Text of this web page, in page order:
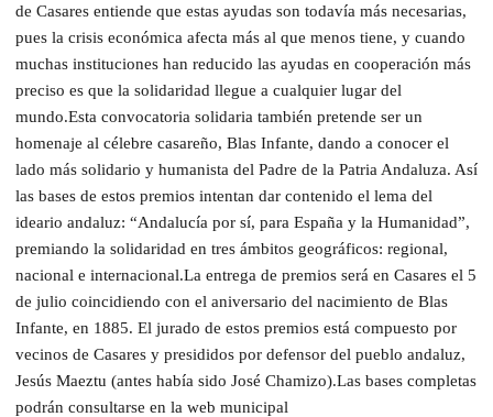
de Casares entiende que estas ayudas son todavía más necesarias,
pues la crisis económica afecta más al que menos tiene, y cuando
muchas instituciones han reducido las ayudas en cooperación más
preciso es que la solidaridad llegue a cualquier lugar del
mundo.Esta convocatoria solidaria también pretende ser un
homenaje al célebre casareño, Blas Infante, dando a conocer el
lado más solidario y humanista del Padre de la Patria Andaluza. Así
las bases de estos premios intentan dar contenido el lema del
ideario andaluz: “Andalucía por sí, para España y la Humanidad”,
premiando la solidaridad en tres ámbitos geográficos: regional,
nacional e internacional.La entrega de premios será en Casares el 5
de julio coincidiendo con el aniversario del nacimiento de Blas
Infante, en 1885. El jurado de estos premios está compuesto por
vecinos de Casares y presididos por defensor del pueblo andaluz,
Jesús Maeztu (antes había sido José Chamizo).Las bases completas
podrán consultarse en la web municipal